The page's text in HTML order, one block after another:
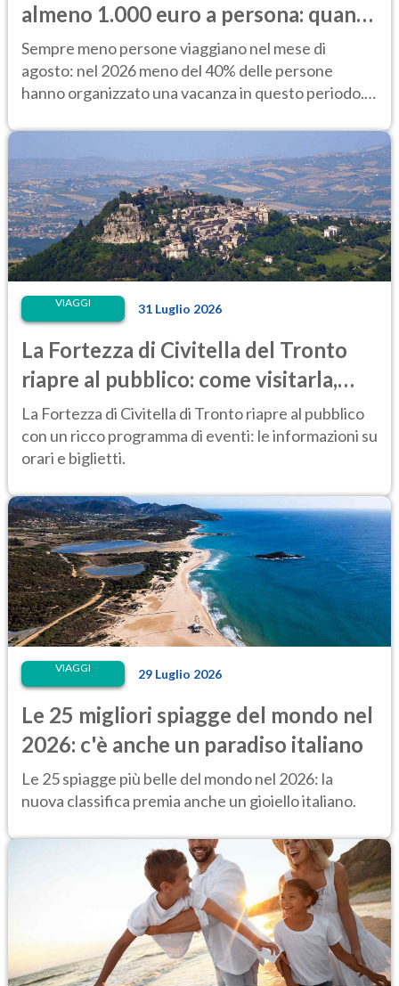
almeno 1.000 euro a persona: quanto
costano alloggio e trasporti
Sempre meno persone viaggiano nel mese di
agosto: nel 2026 meno del 40% delle persone
hanno organizzato una vacanza in questo periodo.
VIAGGI 31 Luglio 2026
La Fortezza di Civitella del Tronto
riapre al pubblico: come visitarla,
anche di notte
La Fortezza di Civitella di Tronto riapre al pubblico
con un ricco programma di eventi: le informazioni su
orari e biglietti.
VIAGGI 29 Luglio 2026
Le 25 migliori spiagge del mondo nel
2026: c'è anche un paradiso italiano
Le 25 spiagge più belle del mondo nel 2026: la
nuova classifica premia anche un gioiello italiano.